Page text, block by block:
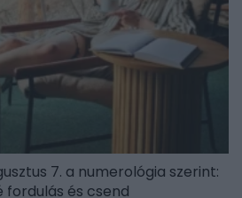
7. a numerológia szerint:
fordulás és csend